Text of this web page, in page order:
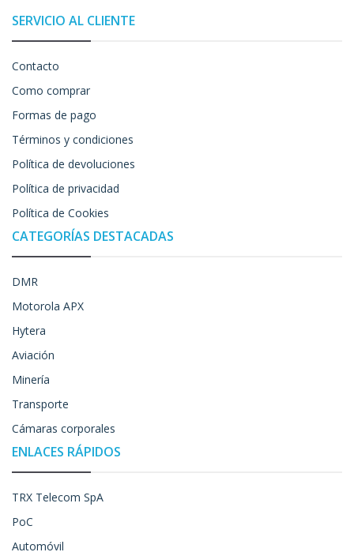
SERVICIO AL CLIENTE
Contacto
Como comprar
Formas de pago
Términos y condiciones
Política de devoluciones
Política de privacidad
Política de Cookies
CATEGORÍAS DESTACADAS
DMR
Motorola APX
Hytera
Aviación
Minería
Transporte
Cámaras corporales
ENLACES RÁPIDOS
TRX Telecom SpA
PoC
Automóvil